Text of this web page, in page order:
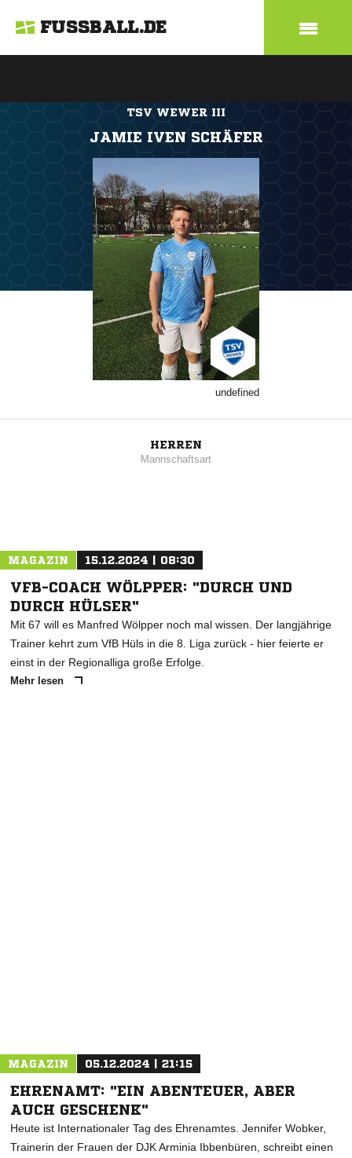
FUSSBALL.DE
TSV WEWER III
JAMIE IVEN SCHÄFER
undefined
HERREN
Mannschaftsart
MAGAZIN 15.12.2024 | 08:30
VFB-COACH WÖLPPER: "DURCH UND
DURCH HÜLSER"
Mit 67 will es Manfred Wölpper noch mal wissen. Der langjährige
Trainer kehrt zum VfB Hüls in die 8. Liga zurück - hier feierte er
einst in der Regionalliga große Erfolge.
Mehr lesen
MAGAZIN 05.12.2024 | 21:15
EHRENAMT: "EIN ABENTEUER, ABER
AUCH GESCHENK"
Heute ist Internationaler Tag des Ehrenamtes. Jennifer Wobker,
Trainerin der Frauen der DJK Arminia Ibbenbüren, schreibt einen